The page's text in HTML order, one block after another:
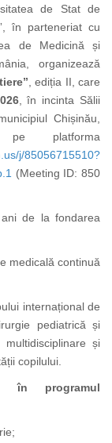
de Stat de
în parteneriat cu
de Medicină și
organizează
, ediția II, care
, în incinta Sălii
Chișinău,
platforma
j/85056715510?
(Meeting ID: 850
de la fondarea
medicală continuă
internațional de
pediatrică și
și
copilului.
în programul